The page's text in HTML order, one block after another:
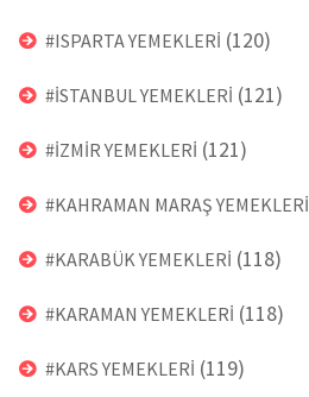
#ISPARTA YEMEKLERİ (120)
#İSTANBUL YEMEKLERİ (121)
#İZMİR YEMEKLERİ (121)
#KAHRAMAN MARAŞ YEMEKLERİ
#KARABÜK YEMEKLERİ (118)
#KARAMAN YEMEKLERİ (118)
#KARS YEMEKLERİ (119)